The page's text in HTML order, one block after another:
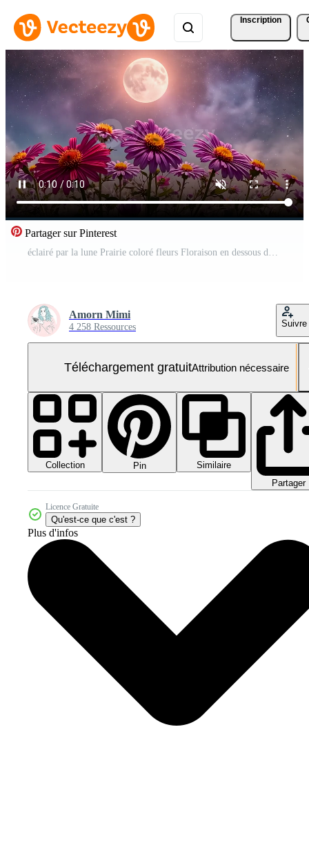
Inscription
Partager sur Pinterest
éclairé par la lune Prairie coloré fleurs Floraison en dessous de une étoilé nuit ciel, baigné dans éthéré clair de lune. Vidéo Gratuite
Amorn Mimi
4 258 Ressources Suivre
Téléchargement gratuitAttribution nécessaire
Collection Pin
Similaire
Partager
Licence Gratuite
Qu'est-ce que c'est ?
Plus d'infos